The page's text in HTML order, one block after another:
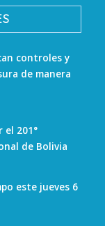
controles y
de manera
el 201°
de Bolivia
este jueves 6